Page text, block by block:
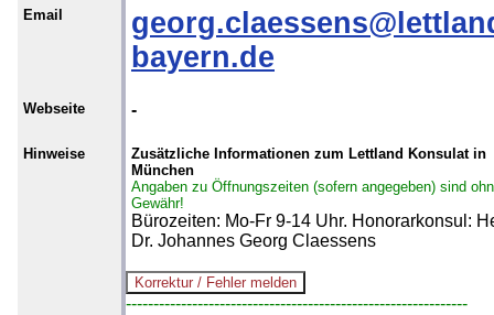
Email
bayern.de
Webseite -
Hinweise
Zusätzliche Informationen zum Lettland Konsulat in
München
Angaben zu Öffnungszeiten (sofern angegeben) sind
Gewähr!
Bürozeiten: Mo-Fr 9-14 Uhr. Honorarkonsul:
Dr. Johannes Georg Claessens
--------------------------------------------------------------